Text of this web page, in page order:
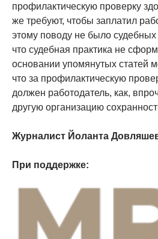
профилактическую проверку
же требуют, чтобы заплатил
этому поводу не было судебных
что судебная практика не
основании упомянутых статей
что за профилактическую
должен работодатель, как,
другую организацию
Журналист Йоланта
При поддержке: